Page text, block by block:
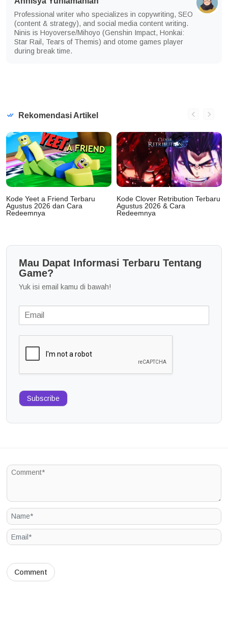
Professional writer who specializes in copywriting, SEO
(content & strategy), and social media content writing.
Ninis is Hoyoverse/Mihoyo (Genshin Impact, Honkai:
Star Rail, Tears of Themis) and otome games player
during break time.
Rekomendasi Artikel
Kode Yeet a Friend Terbaru
Agustus 2026 dan Cara
Redeemnya
Kode Clover Retribution Terbaru
Agustus 2026 & Cara
Redeemnya
Mau Dapat Informasi Terbaru Tentang
Game?
Yuk isi email kamu di bawah!
Subscribe